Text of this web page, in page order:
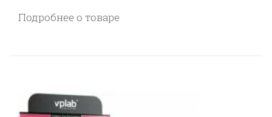
Подробнее о товаре